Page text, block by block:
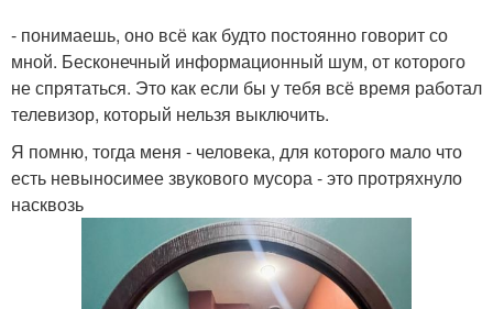
- понимаешь, оно всё как будто постоянно говорит со
мной. Бесконечный информационный шум, от которого
не спрятаться. Это как если бы у тебя всё время работал
телевизор, который нельзя выключить.
Я помню, тогда меня - человека, для которого мало что
есть невыносимее звукового мусора - это протряхнуло
насквозь